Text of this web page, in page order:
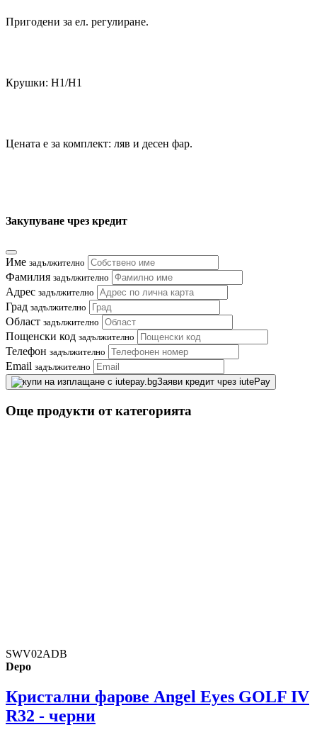
Пригодени за ел. регулиране.
Крушки: Н1/H1
Цената е за комплект: ляв и десен фар.
Закупуване чрез кредит
Име задължително
Фамилия задължително
Адрес задължително
Град задължително
Област задължително
Пощенски код задължително
Телефон задължително
Email задължително
Заяви кредит чрез iutePay
Още продукти от категорията
SWV02ADB
Depo
Кристални фарове Angel Eyes GOLF IV
R32 - черни